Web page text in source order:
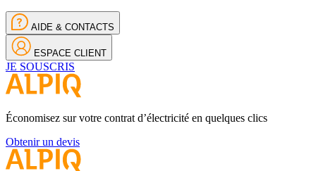
AIDE & CONTACTS
ESPACE CLIENT
JE SOUSCRIS
Économisez sur votre contrat d’électricité en quelques clics
Obtenir un devis